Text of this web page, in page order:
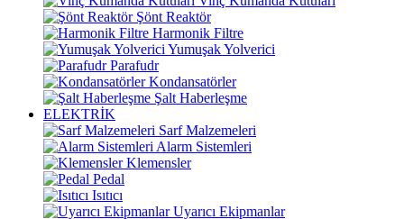
Şönt Reaktör
Harmonik Filtre
Yumuşak Yolverici
Parafudr
Kondansatörler
Şalt Haberleşme
ELEKTRİK
Sarf Malzemeleri
Alarm Sistemleri
Klemensler
Pedal
Isıtıcı
Uyarıcı Ekipmanlar